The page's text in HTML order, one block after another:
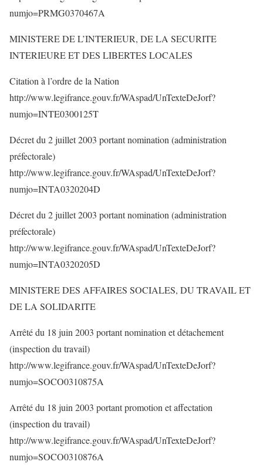
numjo=PRMG0370467A
MINISTERE DE L’INTERIEUR, DE LA SECURITE
INTERIEURE ET DES LIBERTES LOCALES
Citation à l’ordre de la Nation
http://www.legifrance.gouv.fr/WAspad/UnTexteDeJorf?
numjo=INTE0300125T
Décret du 2 juillet 2003 portant nomination (administration
préfectorale)
http://www.legifrance.gouv.fr/WAspad/UnTexteDeJorf?
numjo=INTA0320204D
Décret du 2 juillet 2003 portant nomination (administration
préfectorale)
http://www.legifrance.gouv.fr/WAspad/UnTexteDeJorf?
numjo=INTA0320205D
MINISTERE DES AFFAIRES SOCIALES, DU TRAVAIL ET
DE LA SOLIDARITE
Arrêté du 18 juin 2003 portant nomination et détachement
(inspection du travail)
http://www.legifrance.gouv.fr/WAspad/UnTexteDeJorf?
numjo=SOCO0310875A
Arrêté du 18 juin 2003 portant promotion et affectation
(inspection du travail)
http://www.legifrance.gouv.fr/WAspad/UnTexteDeJorf?
numjo=SOCO0310876A